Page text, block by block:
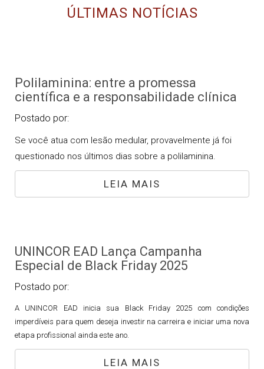
ÚLTIMAS NOTÍCIAS
Polilaminina: entre a promessa
científica e a responsabilidade clínica
Postado por:
Se você atua com lesão medular, provavelmente já foi
questionado nos últimos dias sobre a polilaminina.
LEIA MAIS
UNINCOR EAD Lança Campanha
Especial de Black Friday 2025
Postado por:
A UNINCOR EAD inicia sua Black Friday 2025 com condições
imperdíveis para quem deseja investir na carreira e iniciar uma nova
etapa profissional ainda este ano.
LEIA MAIS